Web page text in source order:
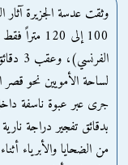
وثقت عدسة الجزيرة
100 إلى
لساحة الأمويين نحو
جرى عبر عبوة ناسفة
بدقائق تفجير دراجة
من الضحايا والأبرياء